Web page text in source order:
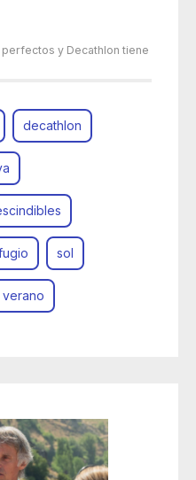
y Decathlon tiene
decathlon
sol
verano